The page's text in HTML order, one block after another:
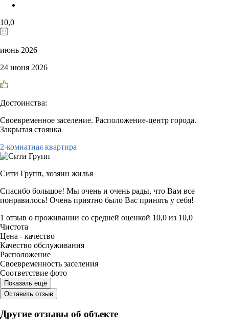
10,0
июнь 2026
24 июня 2026
Достоинства:
Своевременное заселение. Расположение-центр города.
Закрытая стоянка
2-комнатная квартира
Сити Групп, хозяин жилья
Спасибо большое! Мы очень и очень рады, что Вам все
понравилось! Очень приятно было Вас принять у себя!
1 отзыв о проживании со средней оценкой 10,0 из 10,0
Чистота
Цена - качество
Качество обслуживания
Расположение
Своевременность заселения
Соответствие фото
Показать ещё
Оставить отзыв
Другие отзывы об объекте